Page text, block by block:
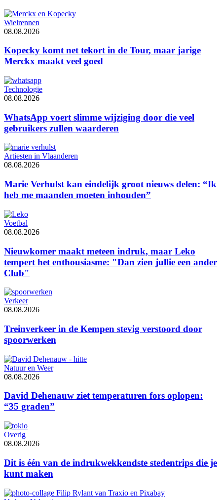
Wielrennen
08.08.2026
Kopecky komt net tekort in de Tour, maar jarige
Merckx maakt veel goed
Technologie
08.08.2026
WhatsApp voert slimme wijziging door die veel
gebruikers zullen waarderen
Artiesten in Vlaanderen
08.08.2026
Marie Verhulst kan eindelijk groot nieuws delen: “Ik
heb me maanden moeten inhouden”
Voetbal
08.08.2026
Nieuwkomer maakt meteen indruk, maar Leko
tempert het enthousiasme: "Dan zien jullie een ander
Club"
Verkeer
08.08.2026
Treinverkeer in de Kempen stevig verstoord door
spoorwerken
Natuur en Weer
08.08.2026
David Dehenauw ziet temperaturen fors oplopen:
“35 graden”
Overig
08.08.2026
Dit is één van de indrukwekkendste stedentrips die je
kunt maken